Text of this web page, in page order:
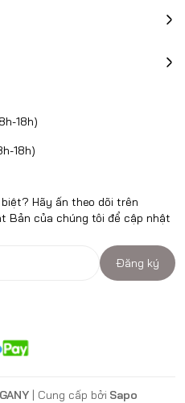
18h)
18h)
Hãy ấn theo dõi trên
Bản của chúng tôi để cập nhật
Đăng ký
| Cung cấp bởi Sapo